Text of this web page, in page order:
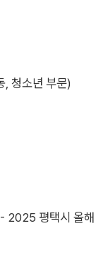
, 청소년 부문)
2025 평택시 올해